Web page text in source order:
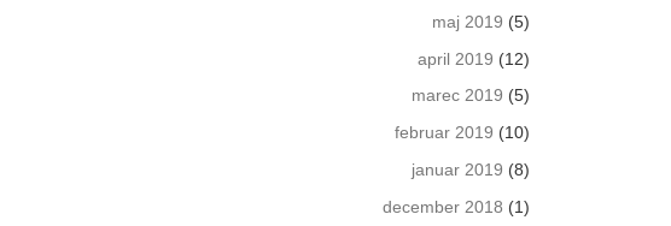
maj 2019 (5)
april 2019 (12)
marec 2019 (5)
februar 2019 (10)
januar 2019 (8)
december 2018 (1)